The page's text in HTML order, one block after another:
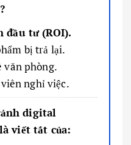
đầu tư (ROI).
bị trả lại.
văn phòng.
nghỉ việc.
digital
viết tắt của: